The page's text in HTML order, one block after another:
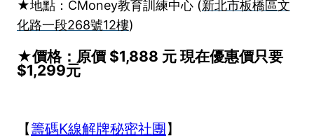
★地點：CMoney教育訓練中心 (新北市板橋區文
化路一段268號12樓)
★價格：原價 $1,888 元 現在優惠價只要
$1,299元
【籌碼K線解牌秘密社團 】